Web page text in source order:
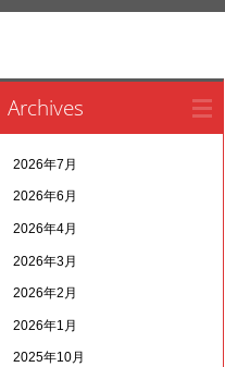
Archives
2026年7月
2026年6月
2026年4月
2026年3月
2026年2月
2026年1月
2025年10月